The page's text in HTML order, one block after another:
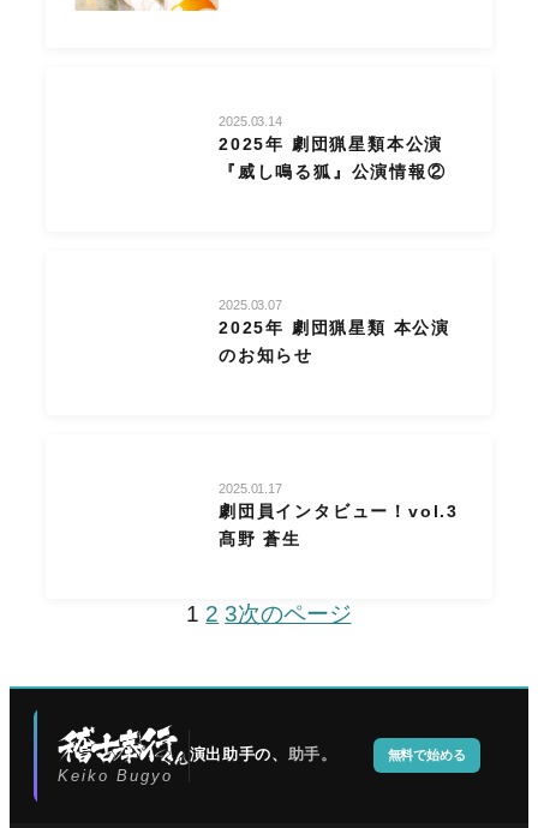
2025.03.14
2025年 劇団猟星類本公演
『威し鳴る狐』公演情報②
2025.03.07
2025年 劇団猟星類 本公演
のお知らせ
2025.01.17
劇団員インタビュー！vol.3
髙野 蒼生
1 2 3次のページ
Keiko Bugyo
演出助手の、 助手。 無料で始める